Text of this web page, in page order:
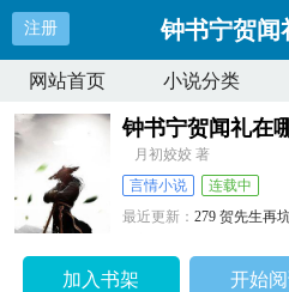
注册 钟书宁贺闻
网站首页 小说分类
钟书宁贺闻礼在
月初姣姣 著
言情小说
连载中
最近更新：279 贺先生再
加入书架 开始